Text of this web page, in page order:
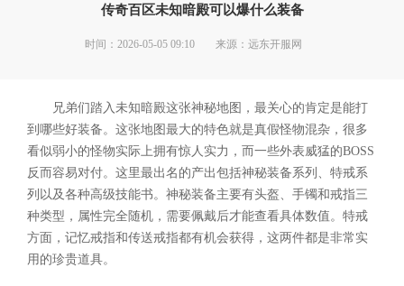
传奇百区未知暗殿可以爆什么装备
时间：2026-05-05 09:10 来源：远东开服网
兄弟们踏入未知暗殿这张神秘地图，最关心的肯定是能打
到哪些好装备。这张地图最大的特色就是真假怪物混杂，很多
看似弱小的怪物实际上拥有惊人实力，而一些外表威猛的BOSS
反而容易对付。这里最出名的产出包括神秘装备系列、特戒系
列以及各种高级技能书。神秘装备主要有头盔、手镯和戒指三
种类型，属性完全随机，需要佩戴后才能查看具体数值。特戒
方面，记忆戒指和传送戒指都有机会获得，这两件都是非常实
用的珍贵道具。